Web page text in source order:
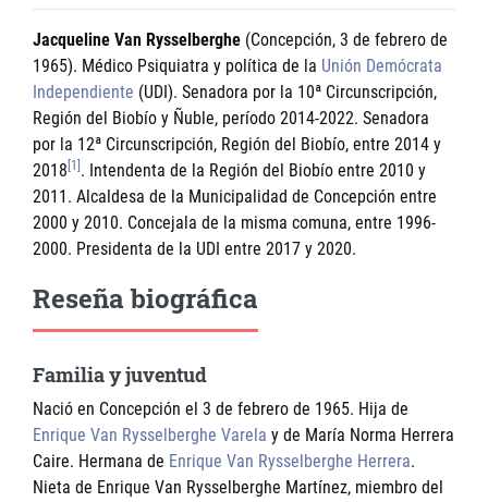
Jacqueline Van Rysselberghe (Concepción, 3 de febrero de
1965). Médico Psiquiatra y política de la Unión Demócrata
Independiente (UDI). Senadora por la 10ª Circunscripción,
Región del Biobío y Ñuble, período 2014-2022. Senadora
por la 12ª Circunscripción, Región del Biobío, entre 2014 y
2018 [1] . Intendenta de la Región del Biobío entre 2010 y
2011. Alcaldesa de la Municipalidad de Concepción entre
2000 y 2010. Concejala de la misma comuna, entre 1996-
2000. Presidenta de la UDI entre 2017 y 2020.
Reseña biográfica
Familia y juventud
Nació en Concepción el 3 de febrero de 1965. Hija de
Enrique Van Rysselberghe Varela y de María Norma Herrera
Caire. Hermana de Enrique Van Rysselberghe Herrera.
Nieta de Enrique Van Rysselberghe Martínez, miembro del